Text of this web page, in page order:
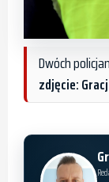
Dwóch
zdjęcie: